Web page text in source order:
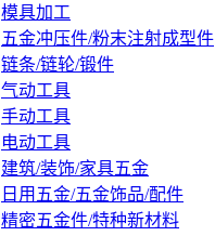
模具加工
五金冲压件/粉末注射成型件
链条/链轮/锻件
气动工具
手动工具
电动工具
建筑/装饰/家具五金
日用五金/五金饰品/配件
精密五金件/特种新材料